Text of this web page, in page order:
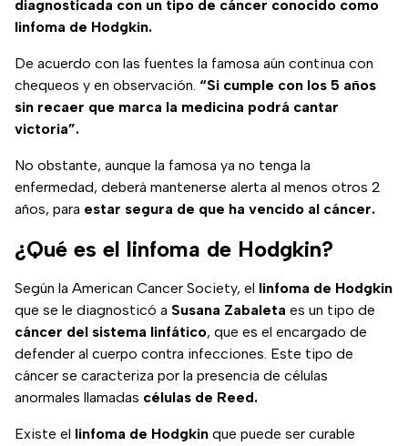
diagnosticada con un tipo de cáncer conocido como
linfoma de Hodgkin.
De acuerdo con las fuentes la famosa aún continua con
chequeos y en observación. “Si cumple con los 5 años
sin recaer que marca la medicina podrá cantar
victoria”.
No obstante, aunque la famosa ya no tenga la
enfermedad, deberá mantenerse alerta al menos otros 2
años, para estar segura de que ha vencido al cáncer.
¿Qué es el linfoma de Hodgkin?
Según la American Cancer Society, el linfoma de Hodgkin
que se le diagnosticó a Susana Zabaleta es un tipo de
cáncer del sistema linfático, que es el encargado de
defender al cuerpo contra infecciones. Este tipo de
cáncer se caracteriza por la presencia de células
anormales llamadas células de Reed.
Existe el linfoma de Hodgkin que puede ser curable